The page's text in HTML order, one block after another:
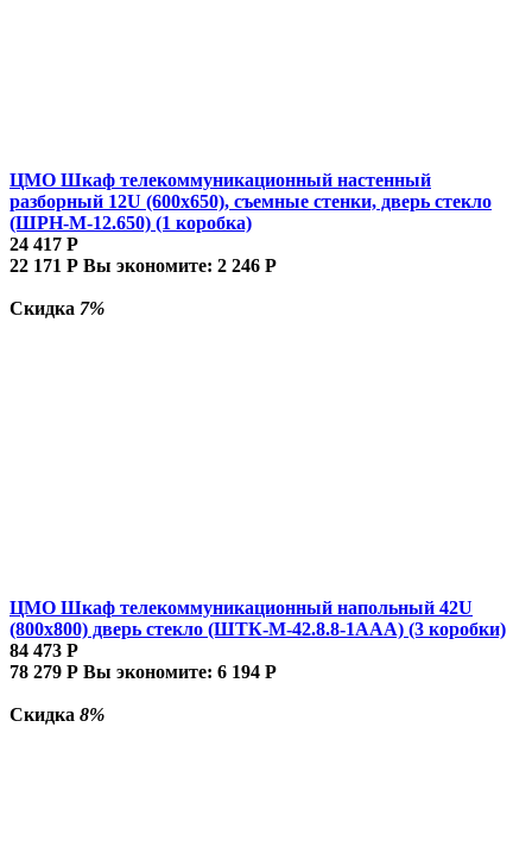
ЦМО Шкаф телекоммуникационный настенный
разборный 12U (600х650), съемные стенки, дверь стекло
(ШРН-М-12.650) (1 коробка)
24 417 Р
22 171 Р Вы экономите: 2 246 Р
Скидка 7%
ЦМО Шкаф телекоммуникационный напольный 42U
(800x800) дверь стекло (ШТК-М-42.8.8-1ААА) (3 коробки)
84 473 Р
78 279 Р Вы экономите: 6 194 Р
Скидка 8%